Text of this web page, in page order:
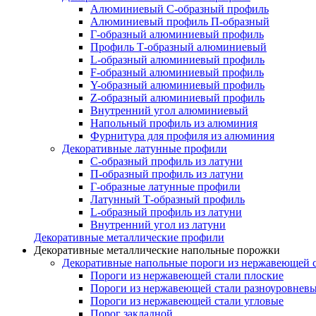
Алюминиевый С-образный профиль
Алюминиевый профиль П-образный
Г-образный алюминиевый профиль
Профиль Т-образный алюминиевый
L-образный алюминиевый профиль
F-образный алюминиевый профиль
Y-образный алюминиевый профиль
Z-образный алюминиевый профиль
Внутренний угол алюминиевый
Напольный профиль из алюминия
Фурнитура для профиля из алюминия
Декоративные латунные профили
C-образный профиль из латуни
П-образный профиль из латуни
Г-образные латунные профили
Латунный Т-образный профиль
L-образный профиль из латуни
Внутренний угол из латуни
Декоративные металлические профили
Декоративные металлические напольные порожки
Декоративные напольные пороги из нержавеющей
Пороги из нержавеющей стали плоские
Пороги из нержавеющей стали
Пороги из нержавеющей стали угловые
Порог закладной